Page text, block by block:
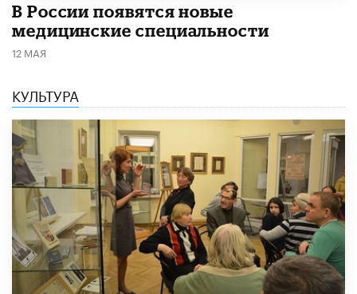
В России появятся новые
медицинские специальности
12 МАЯ
КУЛЬТУРА